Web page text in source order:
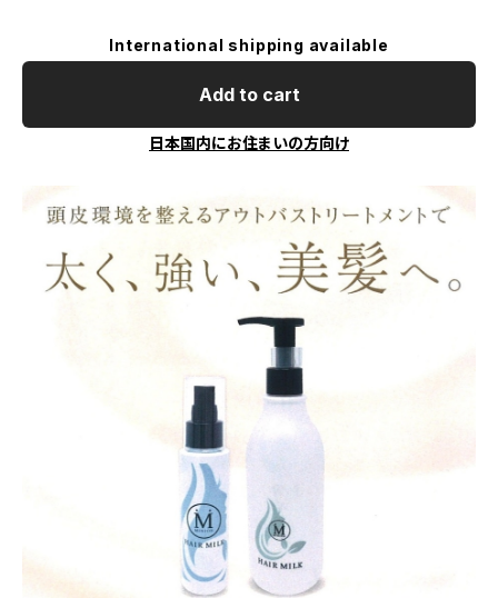
International shipping available
Add to cart
日本国内にお住まいの方向け